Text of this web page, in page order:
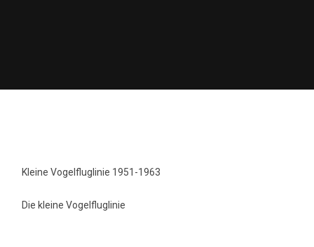
Kleine Vogelfluglinie 1951-1963
Die kleine Vogelfluglinie